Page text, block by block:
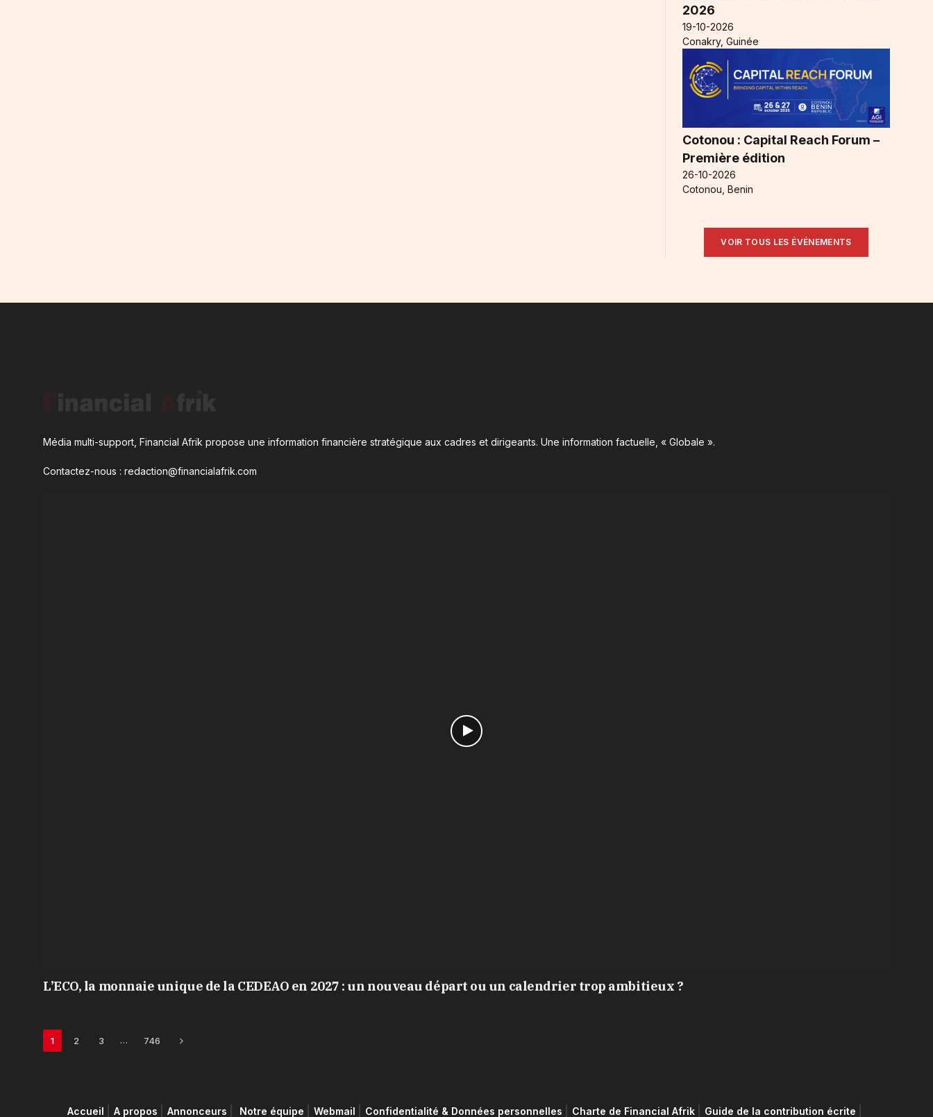
2026
19-10-2026
Conakry, Guinée
Cotonou : Capital Reach Forum –
Première édition
26-10-2026
Cotonou, Benin
VOIR TOUS LES ÉVÉNEMENTS
Média multi-support, Financial Afrik propose une information financière stratégique aux cadres et dirigeants. Une information factuelle, « Globale ».
Contactez-nous : redaction@financialafrik.com
L’ECO, la monnaie unique de la CEDEAO en 2027 : un nouveau départ ou un calendrier trop ambitieux ?
1 2 3 … 746 Next
Accueil A propos Annonceurs Notre équipe Webmail Confidentialité & Données personnelles Charte de Financial Afrik Guide de la contribution écrite